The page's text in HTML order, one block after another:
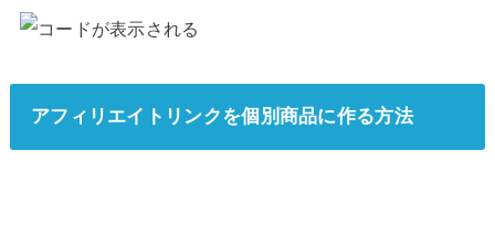
アフィリエイトリンクを個別商品に作る方法